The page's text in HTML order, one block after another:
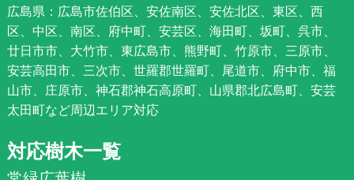
広島県：広島市佐伯区、安佐南区、安佐北区、東区、西
区、中区、南区、府中町、安芸区、海田町、坂町、呉市、
廿日市市、大竹市、東広島市、熊野町、竹原市、三原市、
安芸高田市、三次市、世羅郡世羅町、尾道市、府中市、福
山市、庄原市、神石郡神石高原町、山県郡北広島町、安芸
太田町など周辺エリア対応
対応樹木一覧